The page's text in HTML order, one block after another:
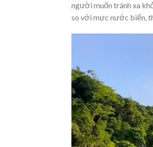
người muốn tránh xa
so với mực nước biển,